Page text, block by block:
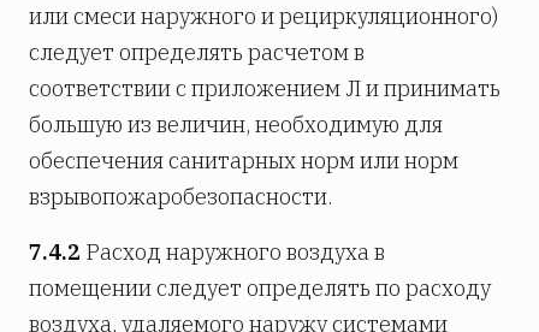
или смеси наружного и рециркуляционного)
следует определять расчетом в
соответствии с приложением Л и принимать
большую из величин, необходимую для
обеспечения санитарных норм или норм
взрывопожаробезопасности.
7.4.2 Расход наружного воздуха в
помещении следует определять по расходу
воздуха, удаляемого наружу системами